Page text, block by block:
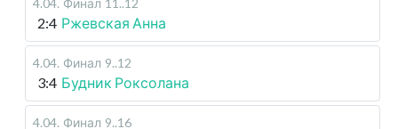
4.04. Финал 11..12
2:4 Ржевская Анна
4.04. Финал 9..12
3:4 Будник Роксолана
4.04. Финал 9..16